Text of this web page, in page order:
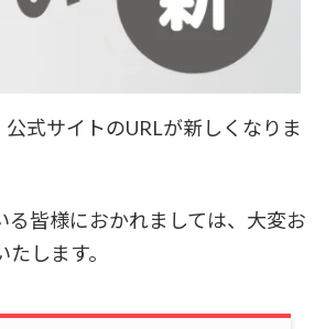
式サイトのURLが新しくなりま
皆様におかれましては、大変お
します。